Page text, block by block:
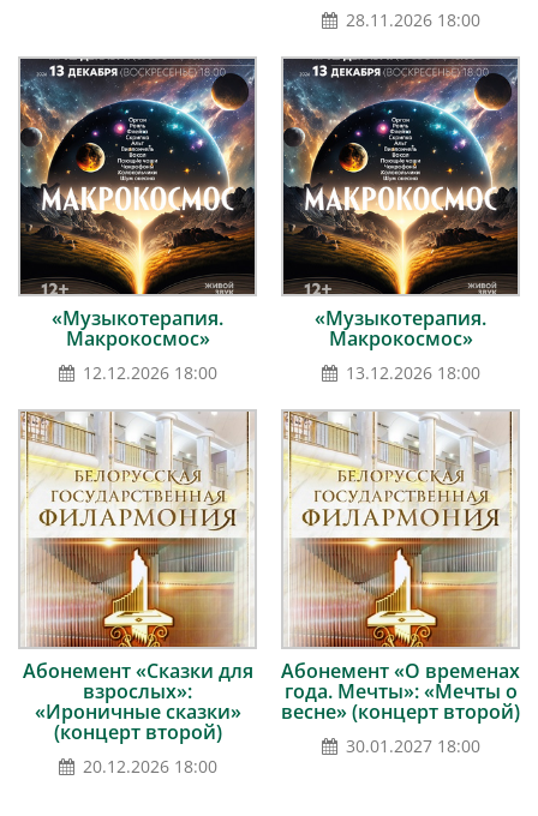
28.11.2026 18:00
«Музыкотерапия.
Макрокосмос»
12.12.2026 18:00
«Музыкотерапия.
Макрокосмос»
13.12.2026 18:00
Абонемент «Сказки для
взрослых»:
«Ироничные сказки»
(концерт второй)
20.12.2026 18:00
Абонемент «О временах
года. Мечты»: «Мечты о
весне» (концерт второй)
30.01.2027 18:00